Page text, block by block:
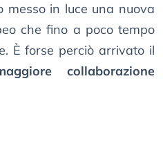
messo in luce una nuova
che fino a poco tempo
È forse perciò arrivato il
collaborazione